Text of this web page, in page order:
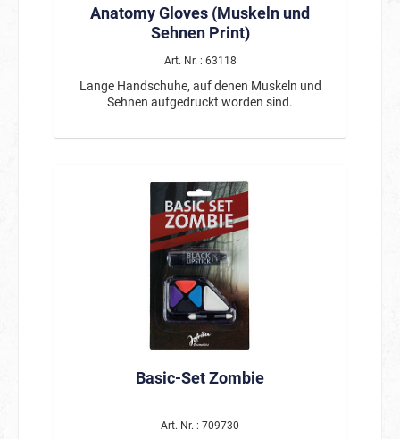
Anatomy Gloves (Muskeln und
Sehnen Print)
Art. Nr. : 63118
Lange Handschuhe, auf denen Muskeln und
Sehnen aufgedruckt worden sind.
Basic-Set Zombie
Art. Nr. : 709730